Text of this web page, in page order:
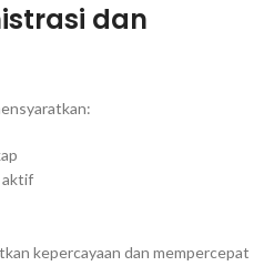
dan
aktif
kepercayaan dan mempercepat